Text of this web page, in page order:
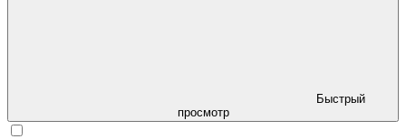
Быстрый
просмотр